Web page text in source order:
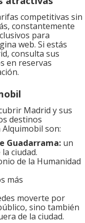
competitivas sin
constantemente
para
web. Si estás
consulta sus
en reservas
Madrid y sus
destinos
son:
Guadarrama: un
ciudad.
de la Humanidad
más
moverte por
sino también
de la ciudad.